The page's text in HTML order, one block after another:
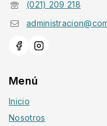
(021) 209 218
Menú
Inicio
Nosotros